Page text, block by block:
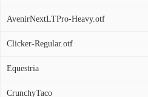
AvenirNextLTPro-Heavy.otf
Clicker-Regular.otf
Equestria
CrunchyTaco